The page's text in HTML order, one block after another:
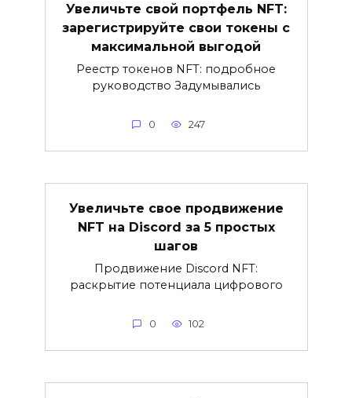
Увеличьте свой портфель NFT:
зарегистрируйте свои токены с
максимальной выгодой
Реестр токенов NFT: подробное
руководство Задумывались
0 247
Увеличьте свое продвижение
NFT на Discord за 5 простых
шагов
Продвижение Discord NFT:
раскрытие потенциала цифрового
0 102